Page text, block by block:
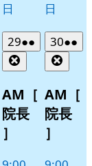
日
日
の
ン
)
292026
年
8
月
29
日
●●
件
の
イ
ベ
ン
ト)
AM［
院長
］
302026
年
8
月
30
日
●●
件
イ
ベ
AM［
院長
］